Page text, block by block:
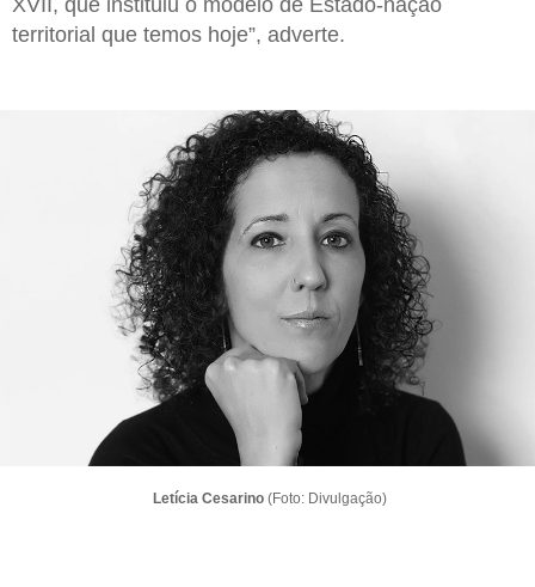
territorial que temos hoje”, adverte.
Letícia Cesarino(Foto: Divulgação)